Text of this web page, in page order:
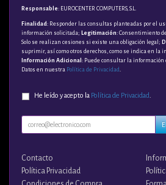
Responsable: EUROCENTER COMPUTERS, S.L.
Finalidad : Responder las consultas planteadas por el
información solicitada; Legitimación: Consentimiento
Solo se realizan cesiones si existe una obligación legal;
suprimir, así como otros derechos, como se indica en la
Información Adicional : Puede consultar la información
Datos en nuestra Política de Privacidad
He leído y acepto la Política de Privacidad.
Contacto
Política Privacidad